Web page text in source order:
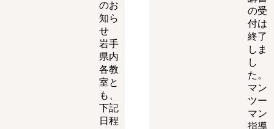
のお
知ら
せ
岩手
県内
各教
室と
も、
下記
日程
の受
付は
終了
しま
し
た。
マン
ツー
マン
指導